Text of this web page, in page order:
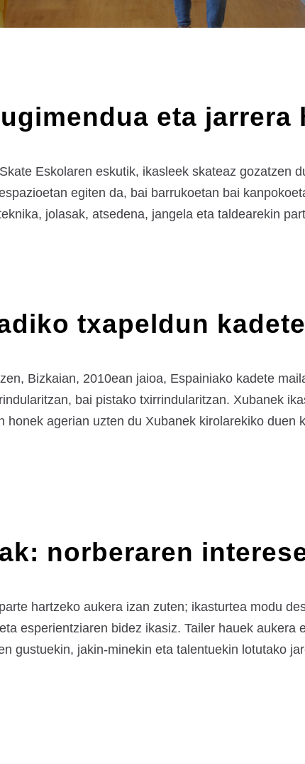
eta jarrera
Eskolaren eskutik, ikasleek skateaz gozatzen
egiten da, bai barrukoetan bai
jolasak, atsedena, jangela eta taldearekin
txapeldun
Bizkaian, 2010ean jaioa, Espainiako kadete
bai pistako txirrindularitzan. Xubanek
agerian uzten du Xubanek kirolarekiko duen
norberaren
hartzeko aukera izan zuten; ikasturtea modu
esperientziaren bidez ikasiz. Tailer hauek aukera
gustuekin, jakin-minekin eta talentuekin lotutako